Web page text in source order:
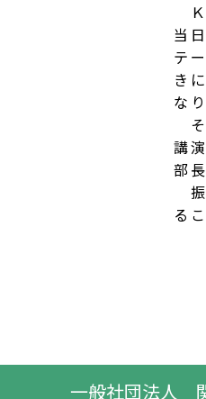
Ｋ
当
テ
き
な
そ
講
部
振
る
一般社団法人